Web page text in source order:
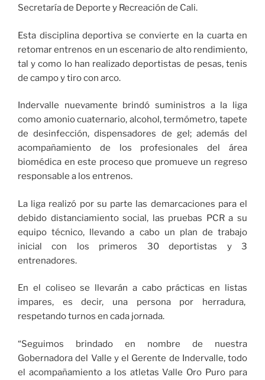
Secretaría de Deporte y Recreación de Cali.
Esta disciplina deportiva se convierte en la cuarta en
retomar entrenos en un escenario de alto rendimiento,
tal y como lo han realizado deportistas de pesas, tenis
de campo y tiro con arco.
Indervalle nuevamente brindó suministros a la liga
como amonio cuaternario, alcohol, termómetro, tapete
de desinfección, dispensadores de gel; además del
acompañamiento de los profesionales del área
biomédica en este proceso que promueve un regreso
responsable a los entrenos.
La liga realizó por su parte las demarcaciones para el
debido distanciamiento social, las pruebas PCR a su
equipo técnico, llevando a cabo un plan de trabajo
inicial con los primeros 30 deportistas y 3
entrenadores.
En el coliseo se llevarán a cabo prácticas en listas
impares, es decir, una persona por herradura,
respetando turnos en cada jornada.
“Seguimos brindado en nombre de nuestra
Gobernadora del Valle y el Gerente de Indervalle, todo
el acompañamiento a los atletas Valle Oro Puro para